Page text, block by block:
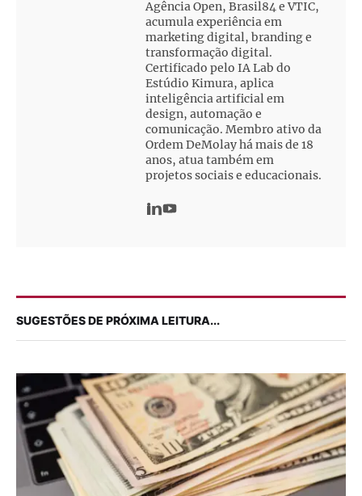
Agência Open, Brasil84 e VTIC,
acumula experiência em
marketing digital, branding e
transformação digital.
Certificado pelo IA Lab do
Estúdio Kimura, aplica
inteligência artificial em
design, automação e
comunicação. Membro ativo da
Ordem DeMolay há mais de 18
anos, atua também em
projetos sociais e educacionais.
SUGESTÕES DE PRÓXIMA LEITURA...